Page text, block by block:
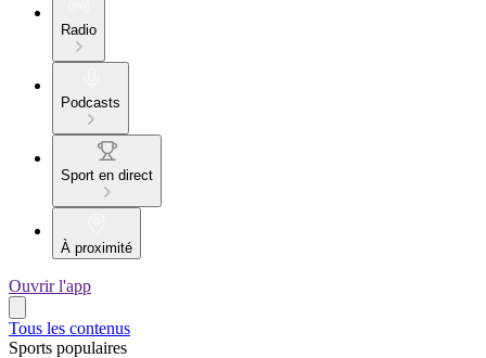
Radio
Podcasts
Sport en direct
À proximité
Ouvrir l'app
Tous les contenus
Sports populaires